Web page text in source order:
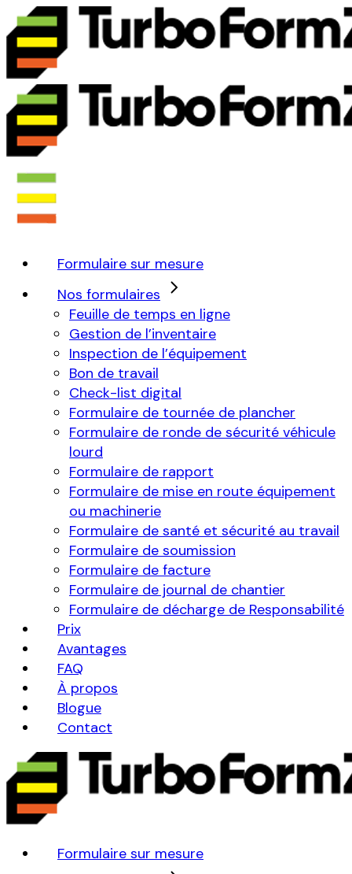
Formulaire sur mesure
Nos formulaires
Feuille de temps en ligne
Gestion de l’inventaire
Inspection de l’équipement
Bon de travail
Check-list digital
Formulaire de tournée de plancher
Formulaire de ronde de sécurité véhicule
lourd
Formulaire de rapport
Formulaire de mise en route équipement
ou machinerie
Formulaire de santé et sécurité au travail
Formulaire de soumission
Formulaire de facture
Formulaire de journal de chantier
Formulaire de décharge de Responsabilité
Prix
Avantages
FAQ
À propos
Blogue
Contact
Formulaire sur mesure